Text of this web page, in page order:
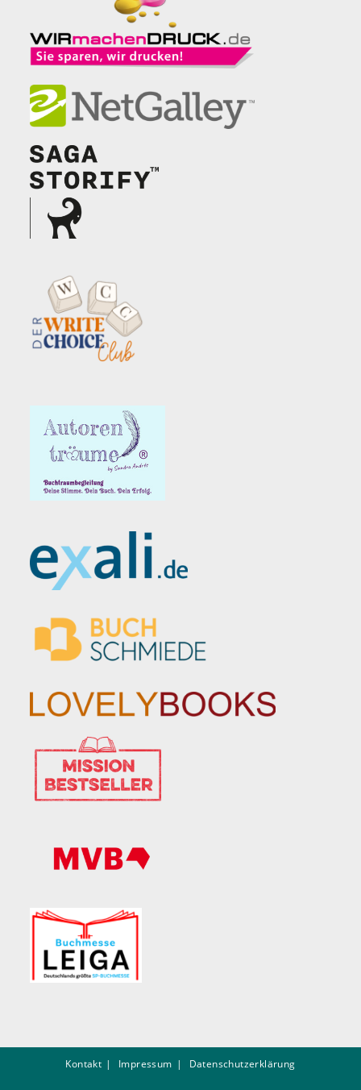
Kontakt Impressum Datenschutzerklärung